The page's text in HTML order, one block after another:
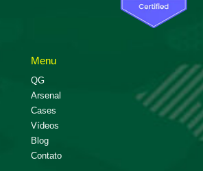
Menu
QG
Arsenal
Cases
Vídeos
Blog
Contato